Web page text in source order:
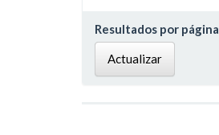
Resultados por página